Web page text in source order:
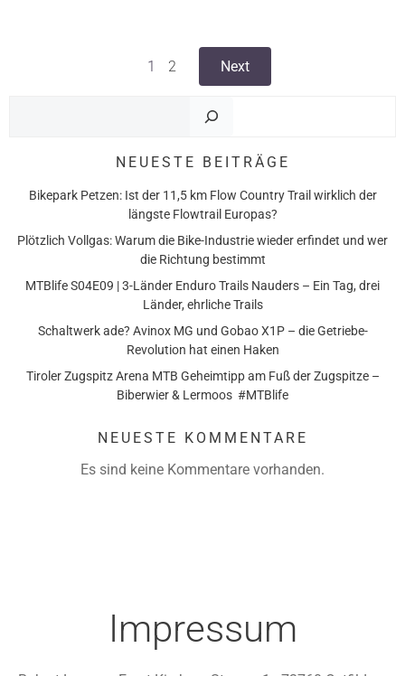
Posts
navigation
Page
1 Page
2
Posts
navigation
Next
NEUESTE BEITRÄGE
Bikepark Petzen: Ist der 11,5 km Flow Country Trail wirklich der
längste Flowtrail Europas?
Plötzlich Vollgas: Warum die Bike-Industrie wieder erfindet und wer
die Richtung bestimmt
MTBlife S04E09 | 3-Länder Enduro Trails Nauders – Ein Tag, drei
Länder, ehrliche Trails
Schaltwerk ade? Avinox MG und Gobao X1P – die Getriebe-
Revolution hat einen Haken
Tiroler Zugspitz Arena MTB Geheimtipp am Fuß der Zugspitze –
Biberwier & Lermoos #MTBlife
NEUESTE KOMMENTARE
Es sind keine Kommentare vorhanden.
Impressum